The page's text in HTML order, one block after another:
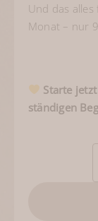
Und das
Monat – nur
Starte
ständigen